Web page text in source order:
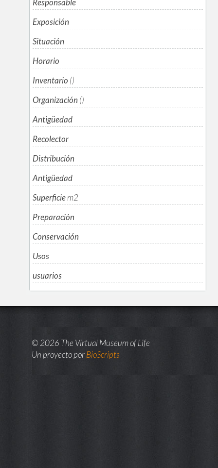
Responsable
Exposición
Situación
Horario
Inventario ()
Organización ()
Antigüedad
Recolector
Distribución
Antigüedad
Superficiem2
Preparación
Conservación
Usos
usuarios
© 2026 The Virtual Museum of Life
Un proyecto porBioScripts